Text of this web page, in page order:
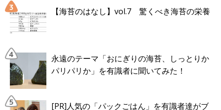
【海苔のはなし】vol.7 驚くべき海苔の栄養
永遠のテーマ「おにぎりの海苔、しっとりか
パリパリか」を有識者に聞いてみた！
[PR]人気の「パックごはん」を有識者達がブ